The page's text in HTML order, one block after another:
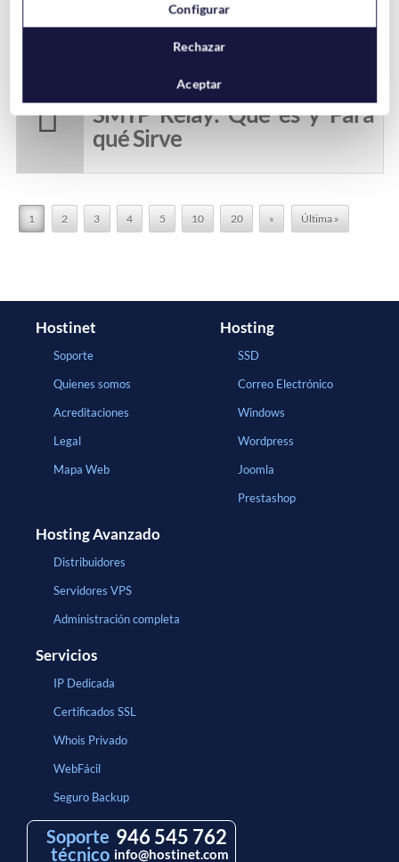
Qué es SMTP y Cómo
Funciona
SMTP Relay: Qué es y Para
qué Sirve
1 2 3 4 5 10 20 » Última »
Hostinet
Soporte
Quienes somos
Acreditaciones
Legal
Mapa Web
Hosting
SSD
Correo Electrónico
Windows
Wordpress
Joomla
Prestashop
Hosting Avanzado
Distribuidores
Servidores VPS
Administración completa
Servicios
IP Dedicada
Certificados SSL
Whois Privado
WebFácil
Seguro Backup
Soporte
técnico
946 545 762
info@hostinet.com
Configurar
Rechazar
Aceptar